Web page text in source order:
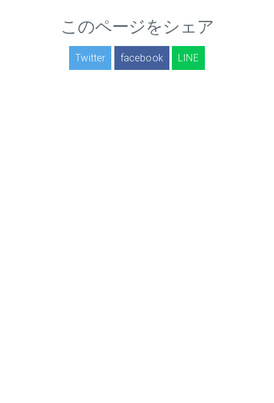
このページをシェア
Twitter facebook LINE